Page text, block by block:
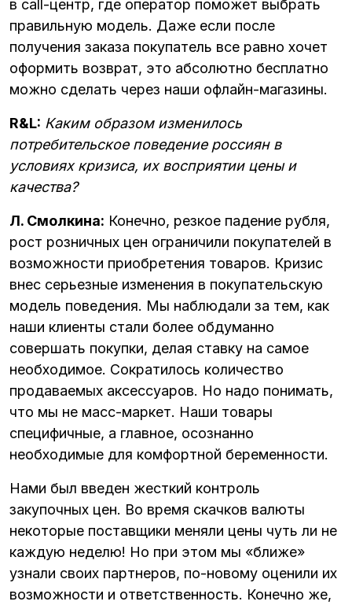
в call-центр, где оператор поможет выбрать
правильную модель. Даже если после
получения заказа покупатель все равно хочет
оформить возврат, это абсолютно бесплатно
можно сделать через наши офлайн-магазины.
R&L: Каким образом изменилось
потребительское поведение россиян в
условиях кризиса, их восприятии цены и
качества?
Л. Смолкина: Конечно, резкое падение рубля,
рост розничных цен ограничили покупателей в
возможности приобретения товаров. Кризис
внес серьезные изменения в покупательскую
модель поведения. Мы наблюдали за тем, как
наши клиенты стали более обдуманно
совершать покупки, делая ставку на самое
необходимое. Сократилось количество
продаваемых аксессуаров. Но надо понимать,
что мы не масс-маркет. Наши товары
специфичные, а главное, осознанно
необходимые для комфортной беременности.
Нами был введен жесткий контроль
закупочных цен. Во время скачков валюты
некоторые поставщики меняли цены чуть ли не
каждую неделю! Но при этом мы «ближе»
узнали своих партнеров, по-новому оценили их
возможности и ответственность. Конечно же,